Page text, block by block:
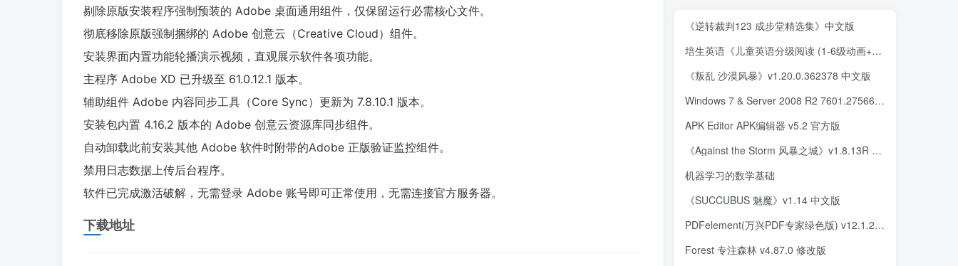
剔除原版安装程序强制预装的 Adobe 桌面通用组件，仅保留运行必需核心文件。
彻底移除原版强制捆绑的 Adobe 创意云（Creative Cloud）组件。
安装界面内置功能轮播演示视频，直观展示软件各项功能。
主程序 Adobe XD 已升级至 61.0.12.1 版本。
辅助组件 Adobe 内容同步工具（Core Sync）更新为 7.8.10.1 版本。
安装包内置 4.16.2 版本的 Adobe 创意云资源库同步组件。
自动卸载此前安装其他 Adobe 软件时附带的Adobe 正版验证监控组件。
禁用日志数据上传后台程序。
软件已完成激活破解，无需登录 Adobe 账号即可正常使用，无需连接官方服务器。
下载地址
《逆转裁判123 成步堂精选集》中文版
培生英语《儿童英语分级阅读 (1-6级动画+音频) 》
《叛乱 沙漠风暴》v1.20.0.362378 中文版
Windows 7 & Server 2008 R2 7601.27566 18in1镜像
APK Editor APK编辑器 v5.2 官方版
《Against the Storm 风暴之城》v1.8.13R 中文版
机器学习的数学基础
《SUCCUBUS 魅魔》v1.14 中文版
PDFelement(万兴PDF专家绿色版) v12.1.28.4370 中文便携版
Forest 专注森林 v4.87.0 修改版